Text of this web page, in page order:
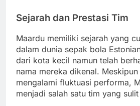
Sejarah dan Prestasi Tim
Maardu memiliki sejarah yang
dalam dunia sepak bola
dari kota kecil namun telah
nama mereka dikenal.
mengalami fluktuasi performa,
menjadi salah satu tim yang